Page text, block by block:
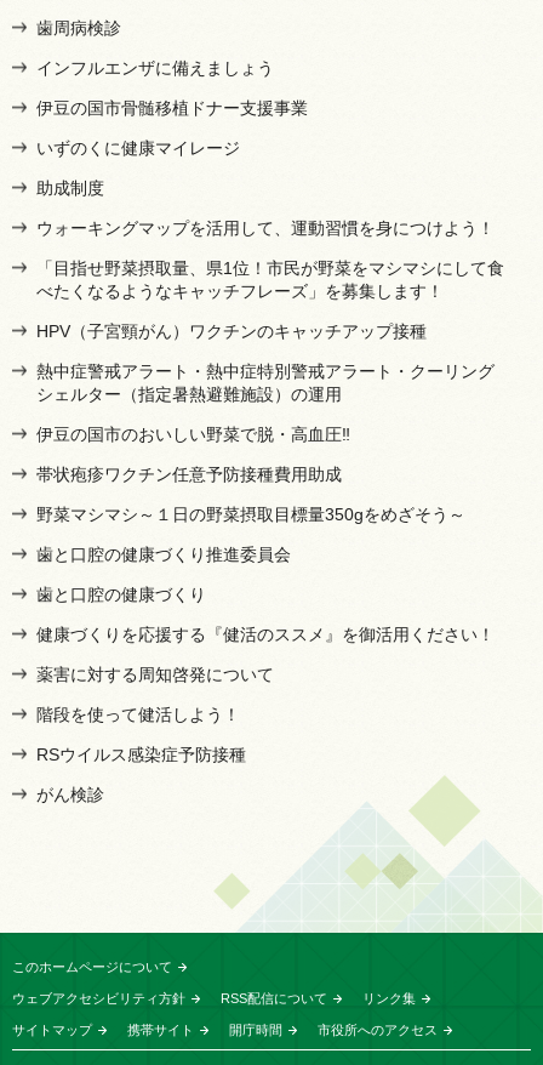
歯周病検診
インフルエンザに備えましょう
伊豆の国市骨髄移植ドナー支援事業
いずのくに健康マイレージ
助成制度
ウォーキングマップを活用して、運動習慣を身につけよう！
「目指せ野菜摂取量、県1位！市民が野菜をマシマシにして食
べたくなるようなキャッチフレーズ」を募集します！
HPV（子宮頸がん）ワクチンのキャッチアップ接種
熱中症警戒アラート・熱中症特別警戒アラート・クーリング
シェルター（指定暑熱避難施設）の運用
伊豆の国市のおいしい野菜で脱・高血圧‼
帯状疱疹ワクチン任意予防接種費用助成
野菜マシマシ～１日の野菜摂取目標量350gをめざそう～
歯と口腔の健康づくり推進委員会
歯と口腔の健康づくり
健康づくりを応援する『健活のススメ』を御活用ください！
薬害に対する周知啓発について
階段を使って健活しよう！
RSウイルス感染症予防接種
がん検診
このホームページについて
ウェブアクセシビリティ方針 RSS配信について リンク集
サイトマップ 携帯サイト 開庁時間 市役所へのアクセス